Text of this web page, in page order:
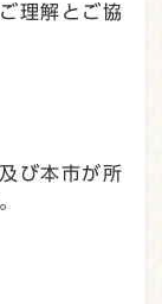
理解とご協
び本市が所